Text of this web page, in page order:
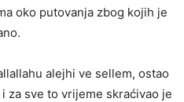
oko putovanja zbog kojih je
alejhi ve sellem, ostao
za sve to vrijeme skraćivao je